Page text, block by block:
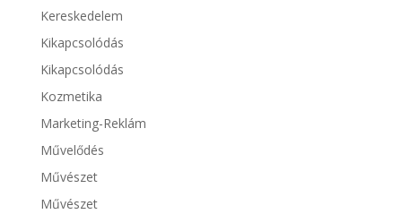
Kereskedelem
Kikapcsolódás
Kikapcsolódás
Kozmetika
Marketing-Reklám
Művelődés
Művészet
Művészet